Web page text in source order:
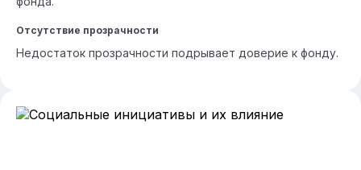
Отсутствие прозрачности
Недостаток прозрачности подрывает доверие к фонду.